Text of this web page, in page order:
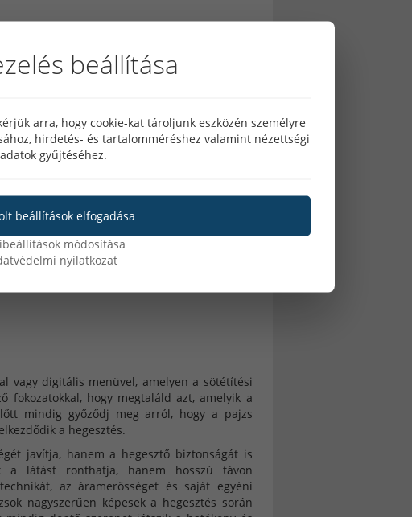
világosabb sötétítési fokozat is elég
kell venni a megfelelő sötétítési fokozat
a sötétebb beállításokat, hogy
dolgoznak világosabb fokozattal is, mivel
valaki különösen érzékeny a vakító fényre,
vagy digitális menüvel, amelyen a sötétítési
fokozatokkal, hogy megtaláld azt, amelyik a
mindig győződj meg arról, hogy a pajzs
a hegesztés.
javítja, hanem a hegesztő biztonságát is
a látást ronthatja, hanem hosszú távon
az áramerősséget és saját egyéni
nagyszerűen képesek a hegesztés során
5kg co palack ár
MIG/MAG hegesztés
TIG hegesztés
Porbeles hegesztés
beállítása
arra, hogy cookie-kat tároljunk eszközén személyre
hirdetés- és tartalomméréshez valamint nézettségi
adatok gyűjtéséhez.
beállítások elfogadása
módosítása
nyilatkozat